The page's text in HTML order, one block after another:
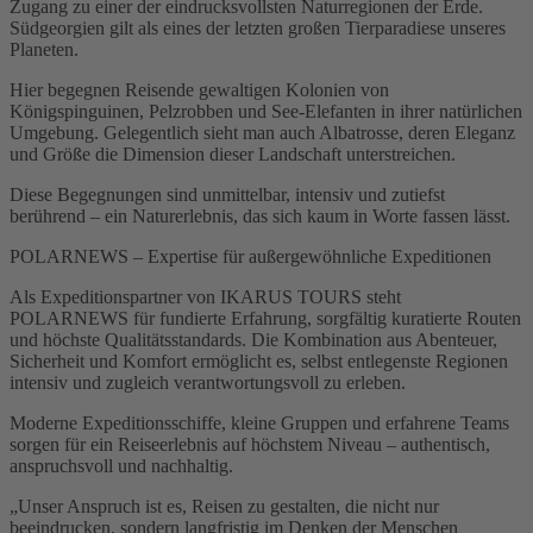
Zugang zu einer der eindrucksvollsten Naturregionen der Erde.
Südgeorgien gilt als eines der letzten großen Tierparadiese unseres
Planeten.
Hier begegnen Reisende gewaltigen Kolonien von
Königspinguinen, Pelzrobben und See-Elefanten in ihrer natürlichen
Umgebung. Gelegentlich sieht man auch Albatrosse, deren Eleganz
und Größe die Dimension dieser Landschaft unterstreichen.
Diese Begegnungen sind unmittelbar, intensiv und zutiefst
berührend – ein Naturerlebnis, das sich kaum in Worte fassen lässt.
POLARNEWS – Expertise für außergewöhnliche Expeditionen
Als Expeditionspartner von IKARUS TOURS steht
POLARNEWS für fundierte Erfahrung, sorgfältig kuratierte Routen
und höchste Qualitätsstandards. Die Kombination aus Abenteuer,
Sicherheit und Komfort ermöglicht es, selbst entlegenste Regionen
intensiv und zugleich verantwortungsvoll zu erleben.
Moderne Expeditionsschiffe, kleine Gruppen und erfahrene Teams
sorgen für ein Reiseerlebnis auf höchstem Niveau – authentisch,
anspruchsvoll und nachhaltig.
„Unser Anspruch ist es, Reisen zu gestalten, die nicht nur
beeindrucken, sondern langfristig im Denken der Menschen